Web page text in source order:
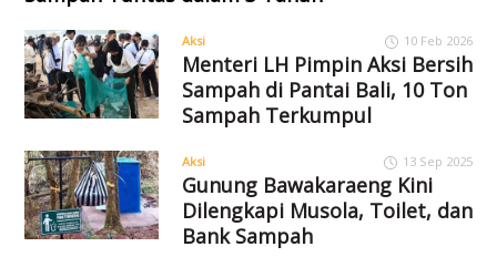
Aksi 10 Feb 2026
Menteri LH Pimpin Aksi Bersih
Sampah di Pantai Bali, 10 Ton
Sampah Terkumpul
Aksi 13 Sep 2025
Gunung Bawakaraeng Kini
Dilengkapi Musola, Toilet, dan
Bank Sampah